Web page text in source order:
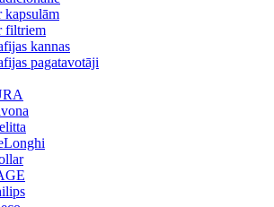
kapsulām
filtriem
kannas
pagatavotāji